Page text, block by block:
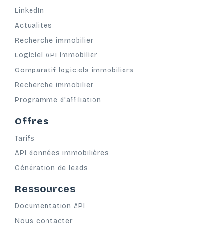
LinkedIn
Actualités
Recherche immobilier
Logiciel API immobilier
Comparatif logiciels immobiliers
Recherche immobilier
Programme d'affiliation
Offres
Tarifs
API données immobilières
Génération de leads
Ressources
Documentation API
Nous contacter